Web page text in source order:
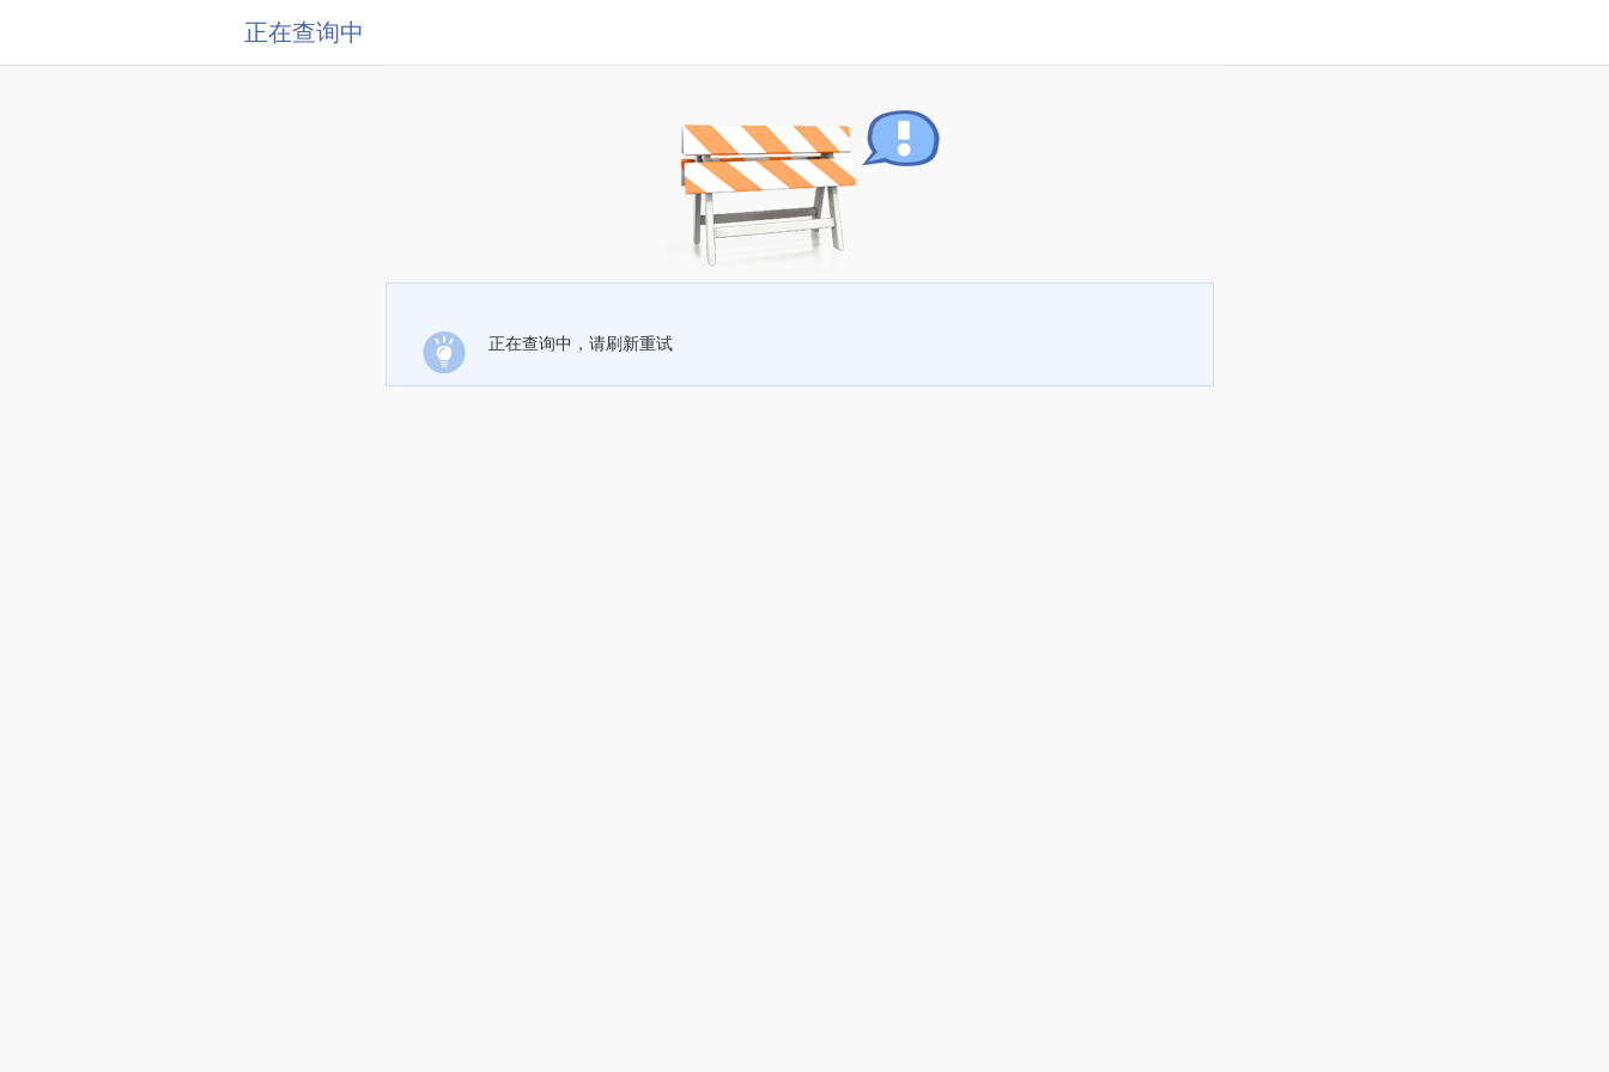
正在查询中
正在查询中，请刷新重试